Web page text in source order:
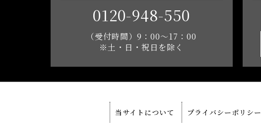
0120-948-550
（受付時間）9：00～17：00
※土・日・祝日を除く
当サイトについて プライバシーポリシー